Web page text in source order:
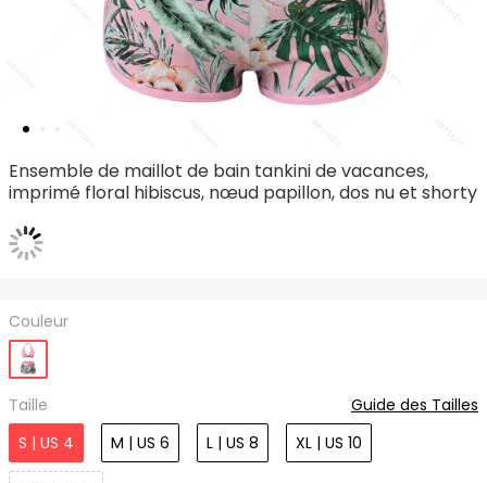
Ensemble de maillot de bain tankini de vacances,
imprimé floral hibiscus, nœud papillon, dos nu et shorty
Couleur
Taille
Guide des Tailles
S | US 4
M | US 6 L | US 8 XL | US 10